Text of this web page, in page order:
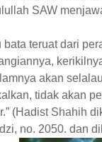
SAW
bata teruat dari
akan
tidak akan
(Hadist Shahih
no. 2050. dan